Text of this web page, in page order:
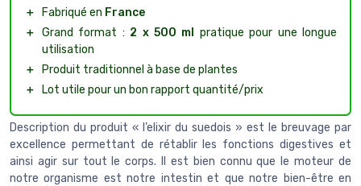
＋
Fabriqué en France
＋ Grand format : 2 x 500 ml
pratique pour une longue
utilisation
＋
Produit traditionnel à base de plantes
＋
Lot utile pour un bon rapport quantité/prix
Description du produit « l’elixir du suedois » est le breuvage par
excellence permettant de rétablir les fonctions digestives et
ainsi agir sur tout le corps. Il est bien connu que le moteur de
notre organisme est notre intestin et que notre bien-être en